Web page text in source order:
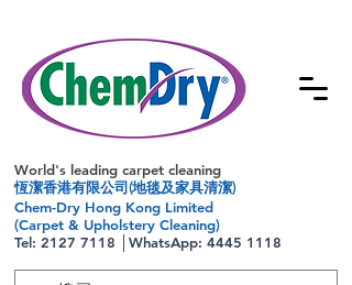
World's leading carpet cleaning
恆潔香港有限公司(地毯及家具清潔)
Chem-Dry Hong Kong Limited
(Carpet & Upholstery Cleaning)
Tel: 2127 7118 │WhatsApp: 4445 1118